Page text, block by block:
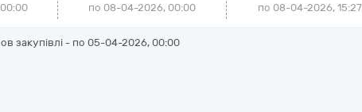
по 08-04-2026, 00:00
по 08-04-2026, 15:27
закупівлі - по 05-04-2026, 00:00